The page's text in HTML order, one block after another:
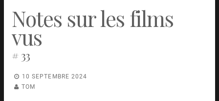
Chambre avec vue James Ivory
Royaume-
Uni
Spoorloos (L’Homme qui
voulait savoir)
Nomad
Pirosmani
Notes sur les films
vus
# 33
10 SEPTEMBRE 2024
TOM